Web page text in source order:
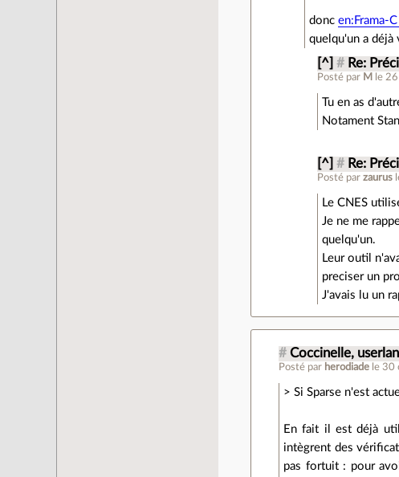
doncen:Frama-C
quelqu'un a
[^] # Re:
Posté par M le
Tu en as
Notament
[^] # Re:
Posté parzaurus
Le CNES
Je ne me
quelqu'un.
Leur outil
preciser un
J'avais lu un
# Coccinelle,
Posté par herodiade le 30
> Si Sparse n'est
En fait il est déjà
intègrent des
pas fortuit : pour